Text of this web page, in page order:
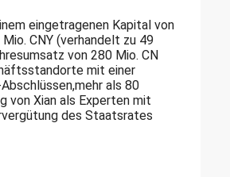
eingetragenen Kapital von
CNY (verhandelt zu 49
von 280 Mio. CN
mit einer
als 80
von Xian als Experten mit
des Staatsrates